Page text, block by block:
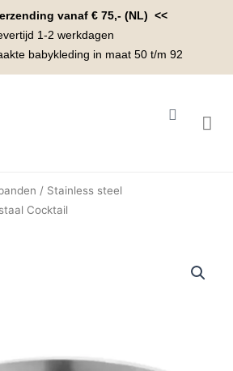
vanaf € 75,- (NL) <<
1-2 werkdagen
babykleding in maat 50 t/m 92
/ Stainless steel
Cocktail